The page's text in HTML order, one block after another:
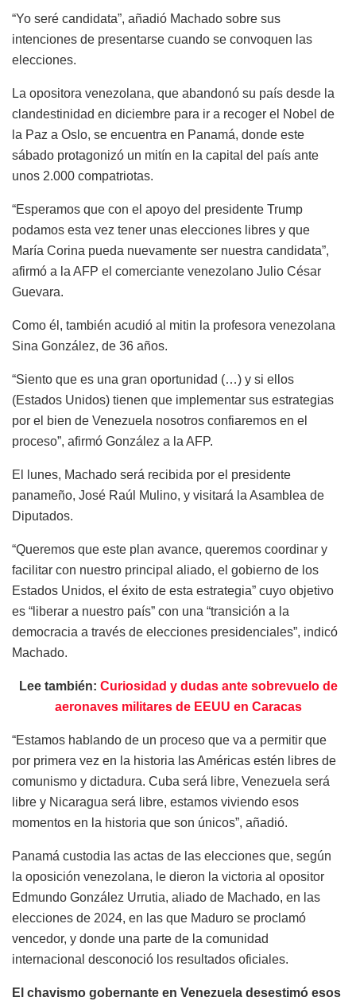
“Yo seré candidata”, añadió Machado sobre sus
intenciones de presentarse cuando se convoquen las
elecciones.
La opositora venezolana, que abandonó su país desde la
clandestinidad en diciembre para ir a recoger el Nobel de
la Paz a Oslo, se encuentra en Panamá, donde este
sábado protagonizó un mitín en la capital del país ante
unos 2.000 compatriotas.
“Esperamos que con el apoyo del presidente Trump
podamos esta vez tener unas elecciones libres y que
María Corina pueda nuevamente ser nuestra candidata”,
afirmó a la AFP el comerciante venezolano Julio César
Guevara.
Como él, también acudió al mitin la profesora venezolana
Sina González, de 36 años.
“Siento que es una gran oportunidad (…) y si ellos
(Estados Unidos) tienen que implementar sus estrategias
por el bien de Venezuela nosotros confiaremos en el
proceso”, afirmó González a la AFP.
El lunes, Machado será recibida por el presidente
panameño, José Raúl Mulino, y visitará la Asamblea de
Diputados.
“Queremos que este plan avance, queremos coordinar y
facilitar con nuestro principal aliado, el gobierno de los
Estados Unidos, el éxito de esta estrategia” cuyo objetivo
es “liberar a nuestro país” con una “transición a la
democracia a través de elecciones presidenciales”, indicó
Machado.
Lee también: Curiosidad y dudas ante sobrevuelo de
aeronaves militares de EEUU en Caracas
“Estamos hablando de un proceso que va a permitir que
por primera vez en la historia las Américas estén libres de
comunismo y dictadura. Cuba será libre, Venezuela será
libre y Nicaragua será libre, estamos viviendo esos
momentos en la historia que son únicos”, añadió.
Panamá custodia las actas de las elecciones que, según
la oposición venezolana, le dieron la victoria al opositor
Edmundo González Urrutia, aliado de Machado, en las
elecciones de 2024, en las que Maduro se proclamó
vencedor, y donde una parte de la comunidad
internacional desconoció los resultados oficiales.
El chavismo gobernante en Venezuela desestimó esos